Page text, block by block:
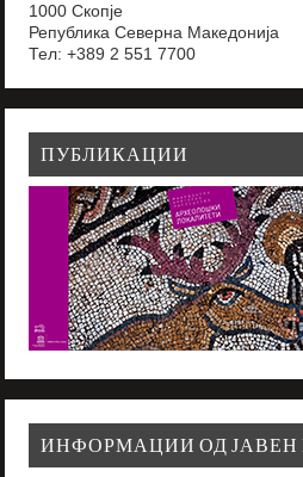
1000 Скопје
Република Северна Македонија
Тел: +389 2 551 7700
ПУБЛИКАЦИИ
ИНФОРМАЦИИ ОД ЈАВЕН